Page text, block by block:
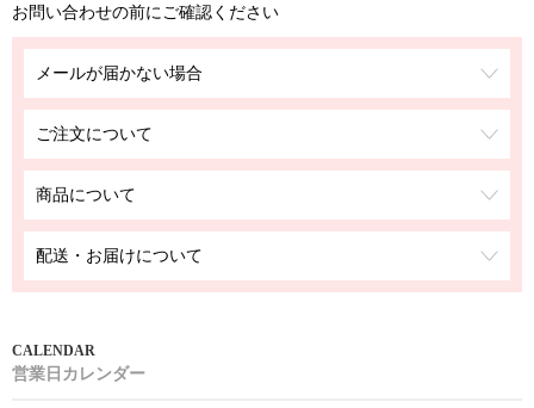
お問い合わせの前にご確認ください
メールが届かない場合
ご注文について
商品について
配送・お届けについて
営業日カレンダー